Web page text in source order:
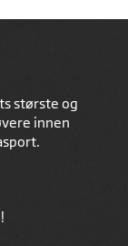
største og
innen